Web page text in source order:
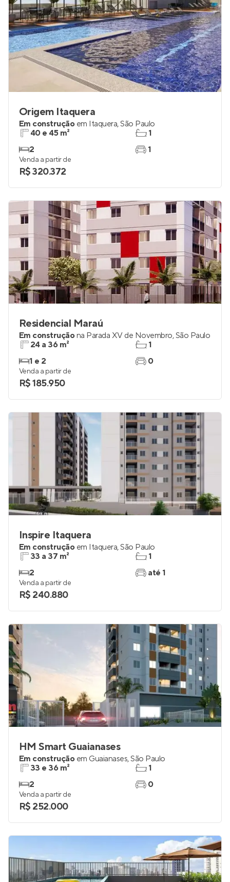
Origem Itaquera
Em construção em Itaquera,São Paulo
40 e 45 m²
2
1
1
Venda a partir de
R$ 320.372
Residencial Maraú
Em construçãona Parada XV de Novembro,São Paulo
24 a 36 m²
1 e 2
1
0
Venda a partir de
R$ 185.950
Inspire Itaquera
Em construção em Itaquera,São Paulo
33 a 37 m²
2
1
até 1
Venda a partir de
R$ 240.880
HM Smart Guaianases
Em construção em Guaianases,São Paulo
33 e 36 m²
2
1
0
Venda a partir de
R$ 252.000